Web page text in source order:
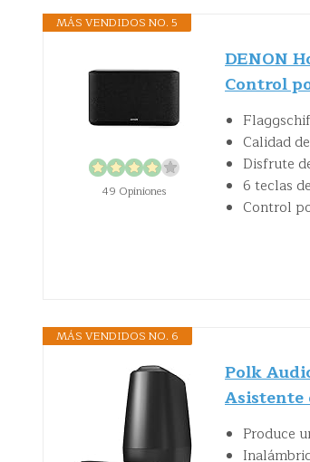
MÁS VENDIDOS NO. 5
49 Opiniones
DENON
Control
Calidad
Disfrute
6 teclas
Control
MÁS VENDIDOS NO. 6
Polk
Asistente
Produce